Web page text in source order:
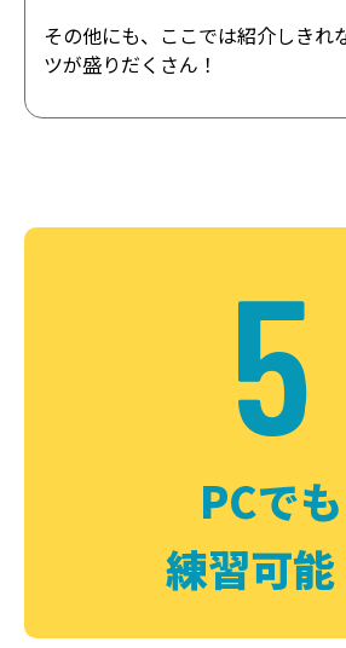
その他にも、ここでは紹介しきれ
ツが盛りだくさん！
5
PCでも
練習可能